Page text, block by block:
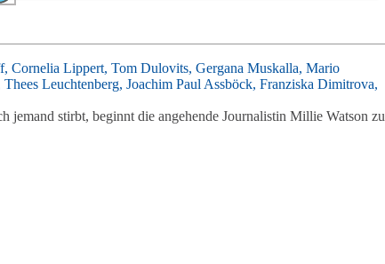
Cornelia Lippert, Tom Dulovits, Gergana Muskalla, Mario
Thees Leuchtenberg, Joachim Paul Assböck, Franziska Dimitrova,
jemand stirbt, beginnt die angehende Journalistin Millie Watson zu